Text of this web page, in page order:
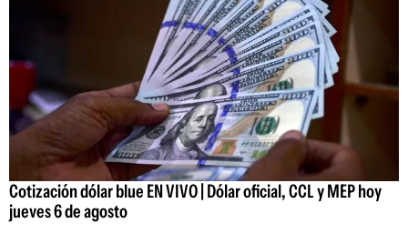
Cotización dólar blue EN VIVO | Dólar oficial, CCL y MEP hoy
jueves 6 de agosto